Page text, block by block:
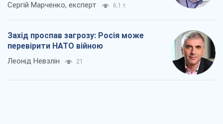
Сергій Марченко, експерт 6,1 т.
Захід проспав загрозу: Росія може
перевірити НАТО війною
Леонід Невзлін 21